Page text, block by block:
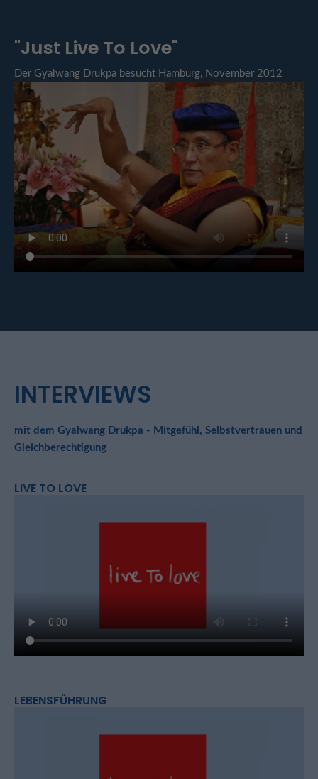
"Just Live To Love"
Der Gyalwang Drukpa besucht Hamburg, November 2012
INTERVIEWS
mit dem Gyalwang Drukpa - Mitgefühl, Selbstvertrauen und
Gleichberechtigung
LIVE TO LOVE
LEBENSFÜHRUNG